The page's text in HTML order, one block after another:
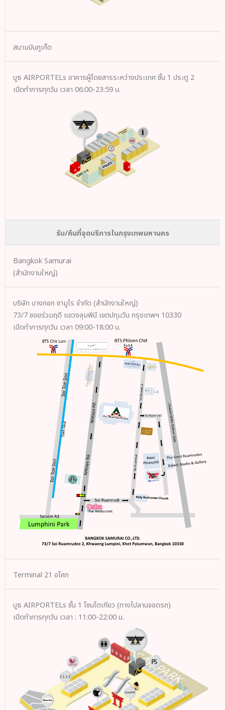
สนามบินภูเก็ต
บูธ AIRPORTELs อาคารผู้โดยสารระหว่างประเทศ ชั้น 1 ประตู 2
เปิดทำการทุกวัน เวลา 06:00-23:59 น.
รับ/คืนที่จุดบริการในกรุงเทพมหานคร
Bangkok Samurai
(สำนักงานใหญ่)
บริษัท บางกอก ซามูไร จำกัด (สำนักงานใหญ่)
73/7 ซอยร่วมฤดี แขวงลุมพินี เขตปทุมวัน กรุงเทพฯ 10330
เปิดทำการทุกวัน เวลา 09:00-18:00 น.
Terminal 21 อโศก
บูธ AIRPORTELs ชั้น 1 โซนโตเกียว (ทางไปลานจอดรถ)
เปิดทำการทุกวัน เวลา : 11:00-22:00 น.